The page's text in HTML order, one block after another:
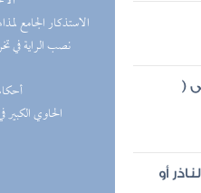
(15) الاستذكار الجامع
(14) نصب الراية
(13)
(
أو